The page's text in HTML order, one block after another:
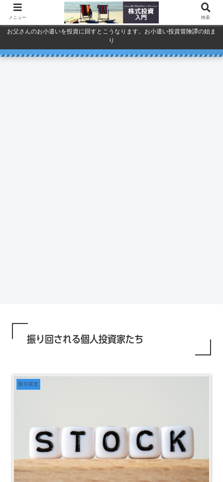
お父さんのお小遣いを投資に回すとこうなります。お小遣い投資冒険譚の始ま
り
振り回される個人投資家たち
取引収支
メニュー 検索